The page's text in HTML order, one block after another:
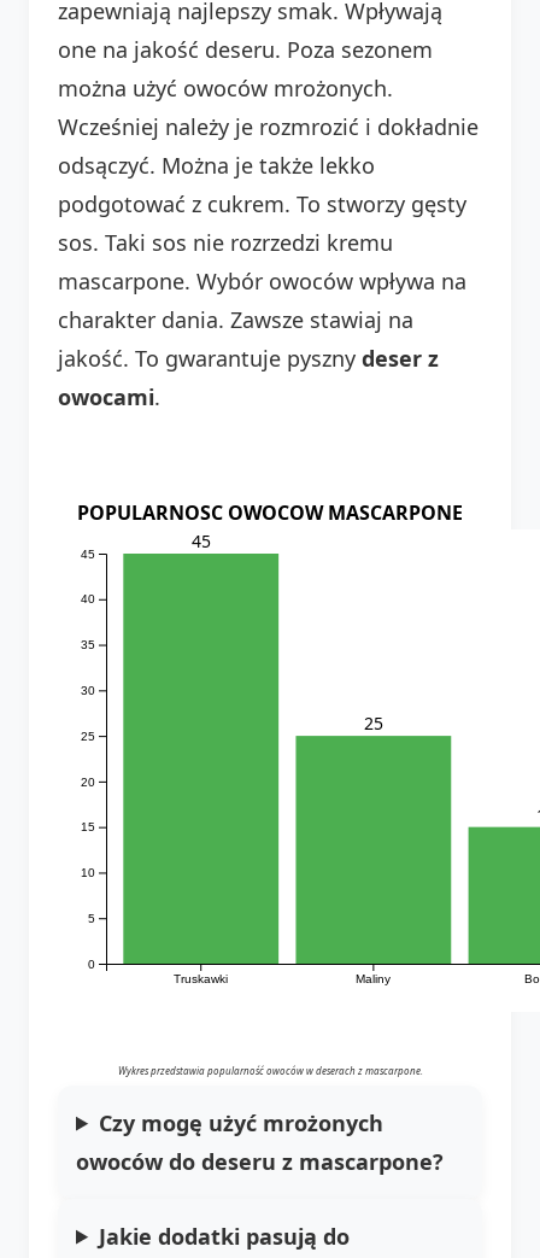
zapewniają najlepszy smak. Wpływają
one na jakość deseru. Poza sezonem
można użyć owoców mrożonych.
Wcześniej należy je rozmrozić i dokładnie
odsączyć. Można je także lekko
podgotować z cukrem. To stworzy gęsty
sos. Taki sos nie rozrzedzi kremu
mascarpone. Wybór owoców wpływa na
charakter dania. Zawsze stawiaj na
jakość. To gwarantuje pyszny deser z
owocami.
POPULARNOSC OWOCOW MASCARPONE
Truskawki Maliny
0
5
10
15
20
25
30
35
40
45
45
25
Wykres przedstawia popularność owoców w deserach z mascarpone.
Czy mogę użyć mrożonych
owoców do deseru z mascarpone?
Jakie dodatki pasują do